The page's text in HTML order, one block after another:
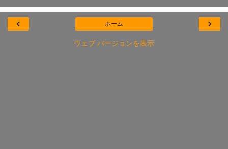
‹ ›
ホーム
ウェブ バージョンを表示